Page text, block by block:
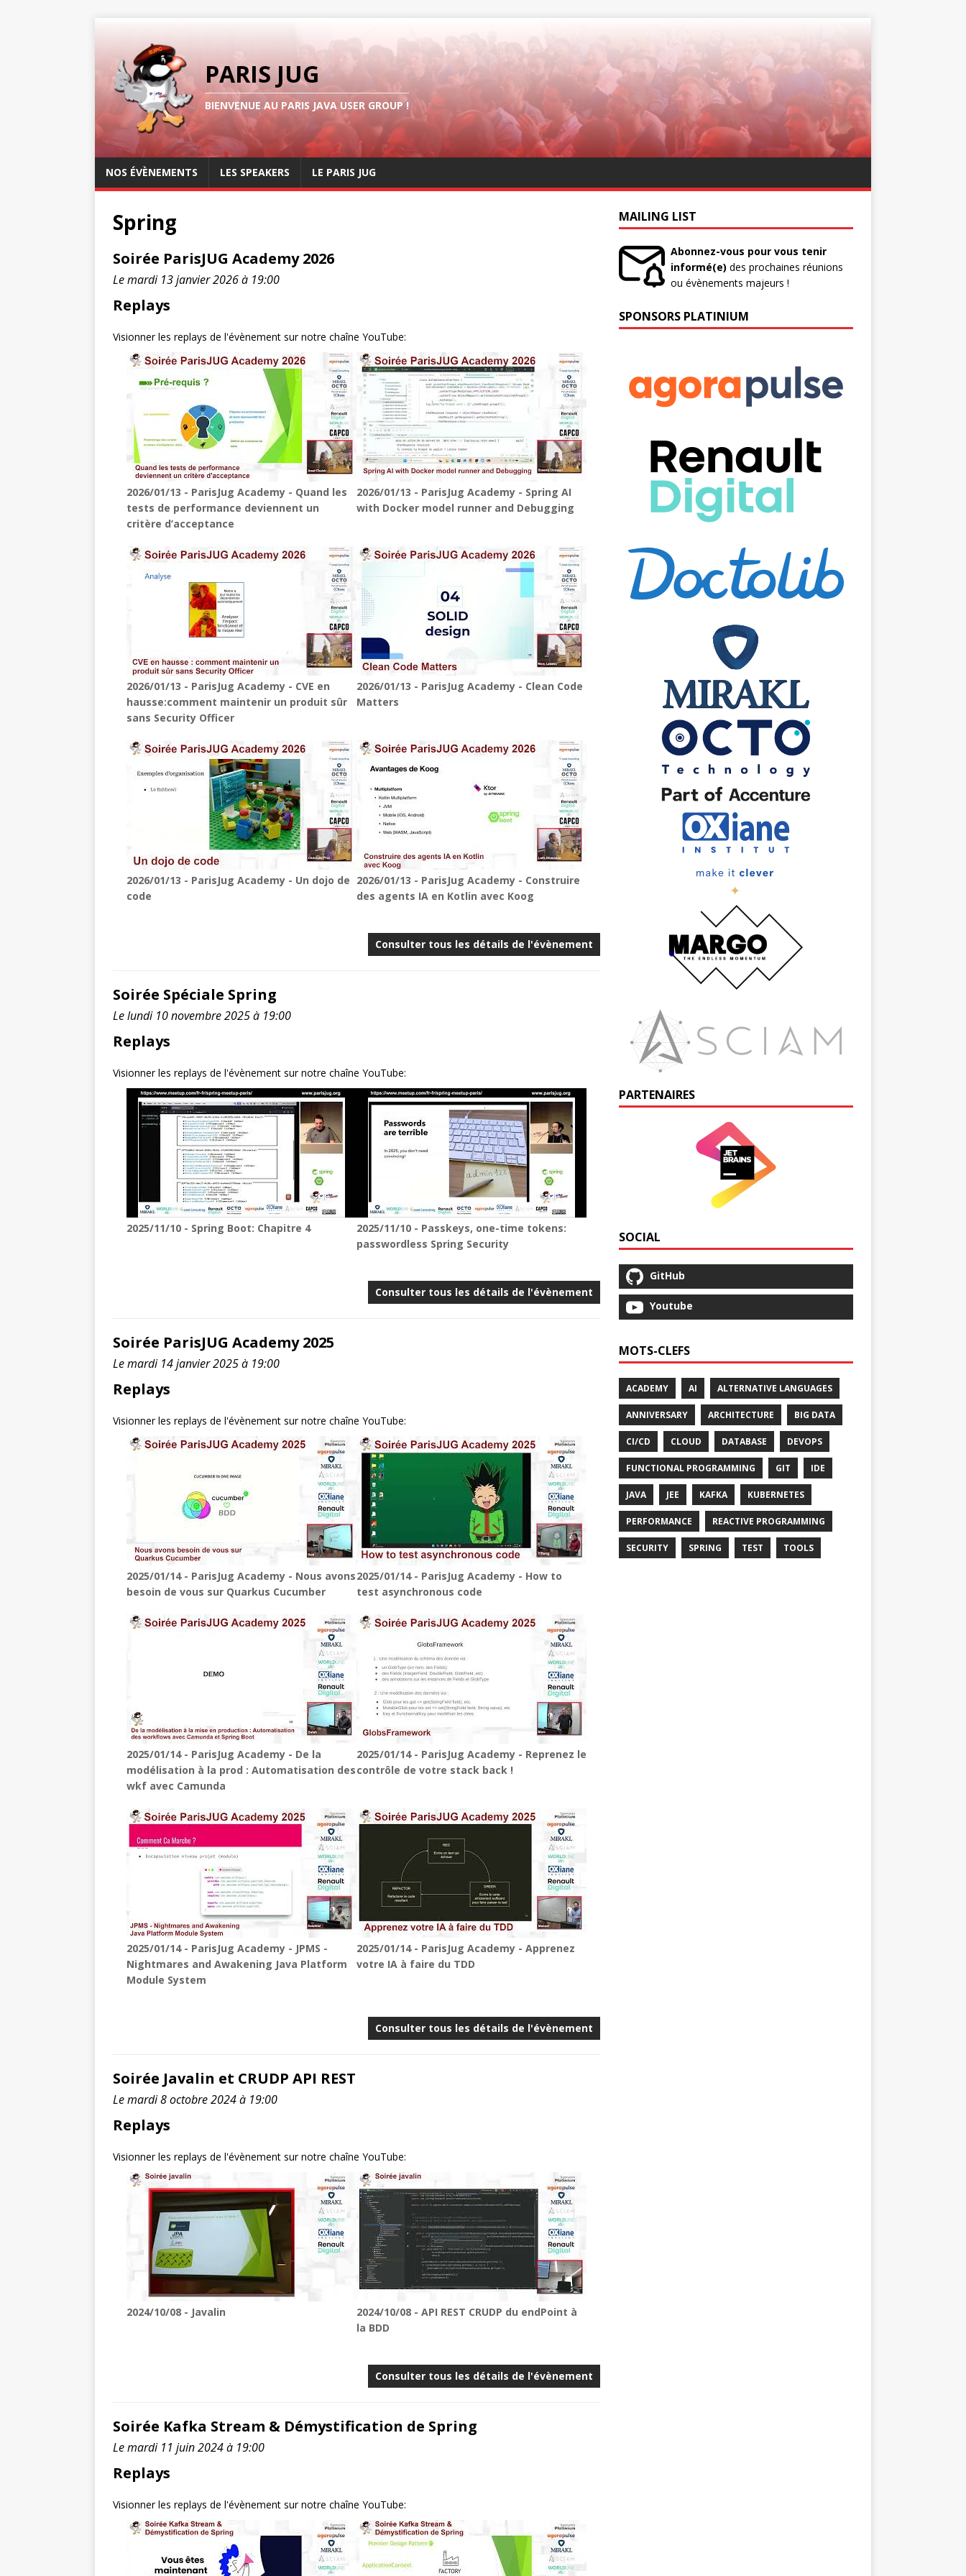
PARIS JUG
BIENVENUE AU PARIS JAVA USER GROUP !
NOS ÉVÈNEMENTS LES SPEAKERS LE PARIS JUG
Spring
Soirée ParisJUG Academy 2026
Le mardi 13 janvier 2026 à 19:00
Replays
Visionner les replays de l'évènement sur notre chaîne YouTube:
2026/01/13 - ParisJug Academy - Quand les
tests de performance deviennent un
critère d’acceptance
2026/01/13 - ParisJug Academy - Spring AI
with Docker model runner and Debugging
2026/01/13 - ParisJug Academy - CVE en
hausse:comment maintenir un produit sûr
sans Security Officer
2026/01/13 - ParisJug Academy - Clean Code
Matters
2026/01/13 - ParisJug Academy - Un dojo de
code
2026/01/13 - ParisJug Academy - Construire
des agents IA en Kotlin avec Koog
Consulter tous les détails de l'évènement
Soirée Spéciale Spring
Le lundi 10 novembre 2025 à 19:00
Replays
Visionner les replays de l'évènement sur notre chaîne YouTube:
2025/11/10 - Spring Boot: Chapitre 4
2025/11/10 - Passkeys, one-time tokens:
passwordless Spring Security
Consulter tous les détails de l'évènement
Soirée ParisJUG Academy 2025
Le mardi 14 janvier 2025 à 19:00
Replays
Visionner les replays de l'évènement sur notre chaîne YouTube:
2025/01/14 - ParisJug Academy - Nous avons
besoin de vous sur Quarkus Cucumber
2025/01/14 - ParisJug Academy - How to
test asynchronous code
2025/01/14 - ParisJug Academy - De la
modélisation à la prod : Automatisation des
wkf avec Camunda
2025/01/14 - ParisJug Academy - Reprenez le
contrôle de votre stack back !
2025/01/14 - ParisJug Academy - JPMS -
Nightmares and Awakening Java Platform
Module System
2025/01/14 - ParisJug Academy - Apprenez
votre IA à faire du TDD
Consulter tous les détails de l'évènement
Soirée Javalin et CRUDP API REST
Le mardi 8 octobre 2024 à 19:00
Replays
Visionner les replays de l'évènement sur notre chaîne YouTube:
2024/10/08 - Javalin
2024/10/08 - API REST CRUDP du endPoint à
la BDD
Consulter tous les détails de l'évènement
Soirée Kafka Stream & Démystification de Spring
Le mardi 11 juin 2024 à 19:00
Replays
Visionner les replays de l'évènement sur notre chaîne YouTube:
MAILING LIST
Abonnez-vous pour vous tenir
informé(e) des prochaines réunions
ou évènements majeurs !
SPONSORS PLATINIUM
PARTENAIRES
SOCIAL
GitHub
Youtube
MOTS-CLEFS
ACADEMY AI ALTERNATIVE LANGUAGES
ANNIVERSARY ARCHITECTURE BIG DATA
CI/CD CLOUD DATABASE DEVOPS
FUNCTIONAL PROGRAMMING GIT IDE
JAVA JEE KAFKA KUBERNETES
PERFORMANCE REACTIVE PROGRAMMING
SECURITY SPRING TEST TOOLS